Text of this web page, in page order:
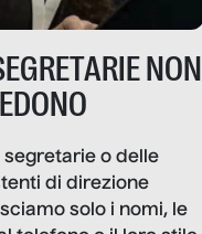
NON
segretarie o delle
di direzione
solo i nomi, le